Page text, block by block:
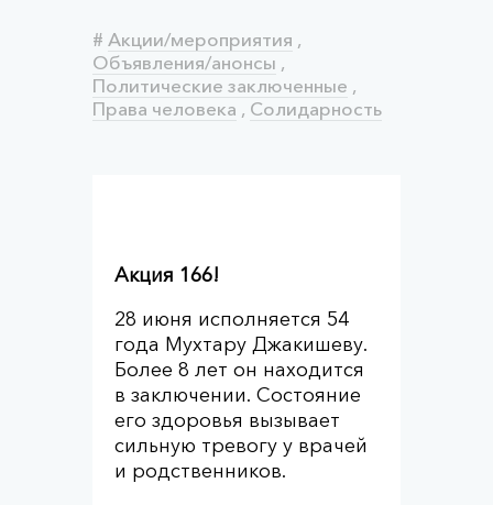
# Акции/мероприятия ,
Объявления/анонсы ,
Политические заключенные ,
Права человека , Солидарность
Акция 166!
28 июня исполняется 54
года Мухтару Джакишеву.
Более 8 лет он находится
в заключении. Состояние
его здоровья вызывает
сильную тревогу у врачей
и родственников.